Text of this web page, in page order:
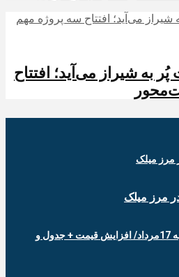
به شیراز می‌آید؛ افتتاح